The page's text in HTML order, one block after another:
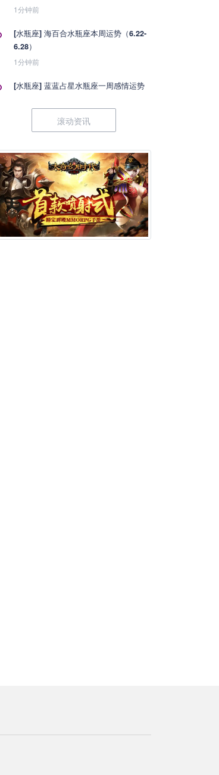
1分钟前
[水瓶座] 海百合水瓶座本周运势（6.22-
6.28）
1分钟前
[水瓶座] 蓝蓝占星水瓶座一周感情运势
1分钟前
[水瓶座] 神叨酱水瓶座2026年6月塔罗
运势
1分钟前
[ 摩羯座] 爱莎公主摩羯座一周塔罗运势
滚动资讯